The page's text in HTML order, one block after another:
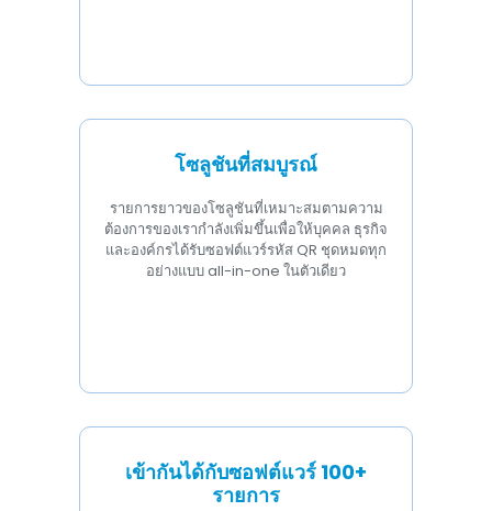
โซลูชันที่สมบูรณ์
รายการยาวของโซลูชันที่เหมาะสมตามความ
ต้องการของเรากำลังเพิ่มขึ้นเพื่อให้บุคคล ธุรกิจ
และองค์กรได้รับซอฟต์แวร์รหัส QR ชุดหมดทุก
อย่างแบบ all-in-one ในตัวเดียว
เข้ากันได้กับซอฟต์แวร์ 100+
รายการ